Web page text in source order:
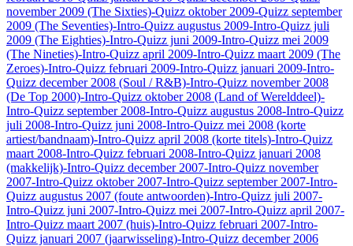
november 2009 (The Sixties)-Quizz oktober 2009-Quizz september
2009 (The Seventies)-Intro-Quizz augustus 2009-Intro-Quizz juli
2009 (The Eighties)-Intro-Quizz juni 2009-Intro-Quizz mei 2009
(The Nineties)-Intro-Quizz april 2009-Intro-Quizz maart 2009 (The
Zeroes)-Intro-Quizz februari 2009-Intro-Quizz januari 2009-Intro-
Quizz december 2008 (Soul / R&B)-Intro-Quizz november 2008
(De Top 2000)-Intro-Quizz oktober 2008 (Land of Werelddeel)-
Intro-Quizz september 2008-Intro-Quizz augustus 2008-Intro-Quizz
juli 2008-Intro-Quizz juni 2008-Intro-Quizz mei 2008 (korte
artiest/bandnaam)-Intro-Quizz april 2008 (korte titels)-Intro-Quizz
maart 2008-Intro-Quizz februari 2008-Intro-Quizz januari 2008
(makkelijk)-Intro-Quizz december 2007-Intro-Quizz november
2007-Intro-Quizz oktober 2007-Intro-Quizz september 2007-Intro-
Quizz augustus 2007 (foute antwoorden)-Intro-Quizz juli 2007-
Intro-Quizz juni 2007-Intro-Quizz mei 2007-Intro-Quizz april 2007-
Intro-Quizz maart 2007 (huis)-Intro-Quizz februari 2007-Intro-
Quizz januari 2007 (jaarwisseling)-Intro-Quizz december 2006